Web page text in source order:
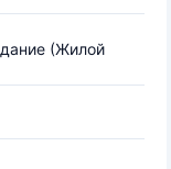
(Жилой